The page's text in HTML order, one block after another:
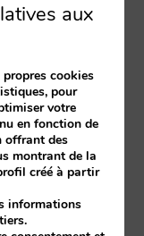
mais une pour
» de laweb
élargissez le
s’applique.
identiques qui
aux
cookies
pour
votre
en fonction de
offrant des
montrant de la
créé à partir
informations